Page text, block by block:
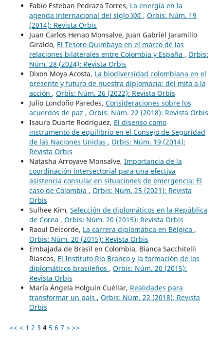
Fabio Esteban Pedraza Torres, La energía en la
agenda internacional del siglo XXI , Orbis: Núm. 19
(2014): Revista Orbis
Juan Carlos Henao Monsalve, Juan Gabriel Jaramillo
Giraldo, El Tesoro Quimbaya en el marco de las
relaciones bilaterales entre Colombia y España , Orbis:
Núm. 28 (2024): Revista Orbis
Dixon Moya Acosta, La biodiversidad colombiana en el
presente y futuro de nuestra diplomacia: del mito a la
acción , Orbis: Núm. 26 (2022): Revista Orbis
Julio Londoño Paredes, Consideraciones sobre los
acuerdos de paz , Orbis: Núm. 22 (2018): Revista Orbis
Isaura Duarte Rodríguez, El disenso como
instrumento de equilibrio en el Consejo de Seguridad
de las Naciones Unidas , Orbis: Núm. 19 (2014):
Revista Orbis
Natasha Arroyave Monsalve, Importancia de la
coordinación intersectorial para una efectiva
asistencia consular en situaciones de emergencia: El
caso de Colombia , Orbis: Núm. 25 (2021): Revista
Orbis
Sulhee Kim, Selección de diplomáticos en la República
de Corea , Orbis: Núm. 20 (2015): Revista Orbis
Raoul Delcorde, La carrera diplomática en Bélgica ,
Orbis: Núm. 20 (2015): Revista Orbis
Embajada de Brasil en Colombia, Bianca Sacchitelli
Riascos, El Instituto Rio Branco y la formación de los
diplomáticos brasileños , Orbis: Núm. 20 (2015):
Revista Orbis
María Ángela Holguín Cuéllar, Realidades para
transformar un país , Orbis: Núm. 22 (2018): Revista
Orbis
<< < 1 2 3 4 5 6 7 > >>